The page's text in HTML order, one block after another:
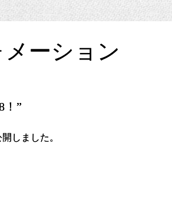
ーション
！”
開しました。